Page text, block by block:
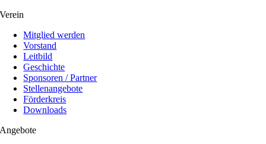
Verein
Mitglied werden
Vorstand
Leitbild
Geschichte
Sponsoren / Partner
Stellenangebote
Förderkreis
Downloads
Angebote